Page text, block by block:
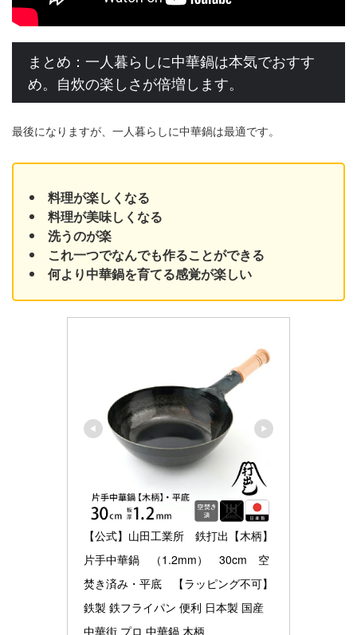
まとめ：一人暮らしに中華鍋は本気でおすす
め。自炊の楽しさが倍増します。
最後になりますが、一人暮らしに中華鍋は最適です。
料理が楽しくなる
料理が美味しくなる
洗うのが楽
これ一つでなんでも作ることができる
何より中華鍋を育てる感覚が楽しい
【公式】山田工業所　鉄打出【木柄】
片手中華鍋　（1.2mm）　30cm　空
焚き済み・平底　【ラッピング不可】
鉄製 鉄フライパン 便利 日本製 国産
中華街 プロ 中華鍋 木柄